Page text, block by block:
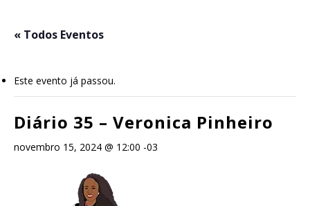
main« Todos Eventos
Este evento já passou.
Diário 35 – Veronica Pinheiro
novembro 15, 2024 @ 12:00 -03